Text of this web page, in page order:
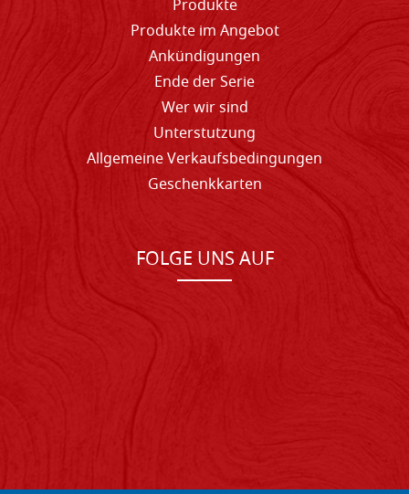
Produkte
Produkte im Angebot
Ankündigungen
Ende der Serie
Wer wir sind
Unterstutzung
Allgemeine Verkaufsbedingungen
Geschenkkarten
FOLGE UNS AUF